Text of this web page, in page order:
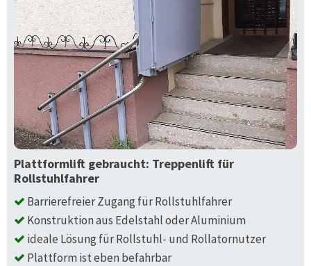
Plattformlift gebraucht: Treppenlift für
Rollstuhlfahrer
Barrierefreier Zugang für Rollstuhlfahrer
Konstruktion aus Edelstahl oder Aluminium
ideale Lösung für Rollstuhl- und Rollatornutzer
Plattform ist eben befahrbar